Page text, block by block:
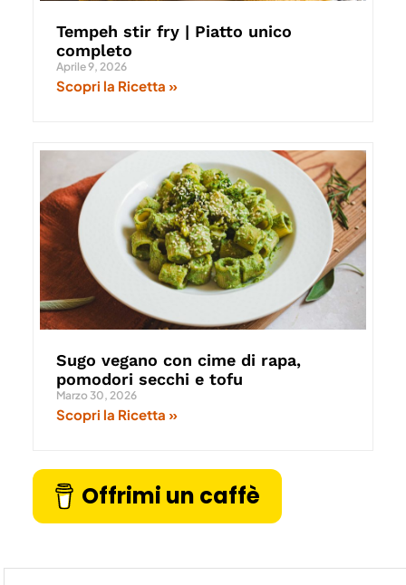
Tempeh stir fry | Piatto unico
completo
Aprile 9, 2026
Scopri la Ricetta »
Sugo vegano con cime di rapa,
pomodori secchi e tofu
Marzo 30, 2026
Scopri la Ricetta »
Offrimi un caffè